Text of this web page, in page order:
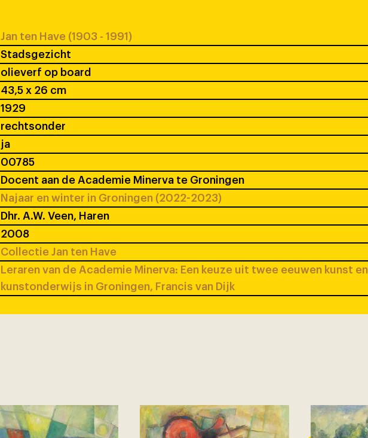
Jan ten Have (1903 - 1991)
Stadsgezicht
olieverf op board
43,5 x 26 cm
1929
rechtsonder
ja
00785
Docent aan de Academie Minerva te Groningen
Najaar en winter in Groningen (2022-2023)
Dhr. A.W. Veen, Haren
2008
Collectie Jan ten Have
Leraren van de Academie Minerva: Een keuze uit twee eeuwen kunst en
kunstonderwijs in Groningen, Francis van Dijk